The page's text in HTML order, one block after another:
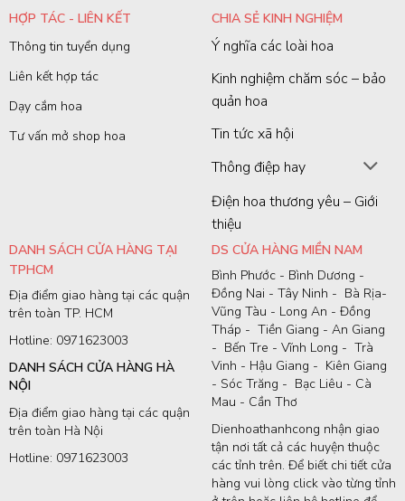
HỢP TÁC - LIÊN KẾT
Thông tin tuyển dụng
Liên kết hợp tác
Dạy cắm hoa
Tư vấn mở shop hoa
CHIA SẺ KINH NGHIỆM
Ý nghĩa các loài hoa
Kinh nghiệm chăm sóc – bảo
quản hoa
Tin tức xã hội
Thông điệp hay
Điện hoa thương yêu – Giới
thiệu
DANH SÁCH CỬA HÀNG TẠI
TPHCM
Địa điểm giao hàng tại các quận
trên toàn TP. HCM
Hotline: 0971623003
DANH SÁCH CỬA HÀNG HÀ
NỘI
Địa điểm giao hàng tại các quận
trên toàn Hà Nội
Hotline: 0971623003
DS CỬA HÀNG MIỀN NAM
Bình Phước - Bình Dương -
Đồng Nai - Tây Ninh - Bà Rịa-
Vũng Tàu - Long An - Đồng
Tháp - Tiền Giang - An Giang
- Bến Tre - Vĩnh Long - Trà
Vinh - Hậu Giang - Kiên Giang
- Sóc Trăng - Bạc Liêu - Cà
Mau - Cần Thơ
Dienhoathanhcong nhận giao
tận nơi tất cả các huyện thuộc
các tỉnh trên. Để biết chi tiết cửa
hàng vui lòng click vào từng tỉnh